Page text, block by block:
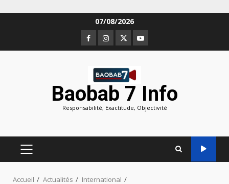
07/08/2026
Facebook
Instagram
TwitterYoutube
Baobab 7 Info
Responsabilité, Exactitude, Objectivité
MENU
PRINCIPAL
Accueil Actualités
International